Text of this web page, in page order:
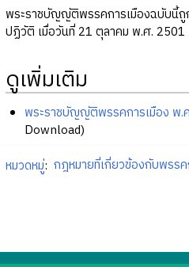
พระราชบัญญัติพรรคการเมืองฉบับนี้ถู
ปฏิวัติ เมื่อวันที่ 21 ตุลาคม พ.ศ. 2501
ดูเพิ่มเติม
พระราชบัญญัติพรรคการเมือง พ.
Download)
หมวดหมู่: กฎหมายที่เกี่ยวข้องกับพรรค